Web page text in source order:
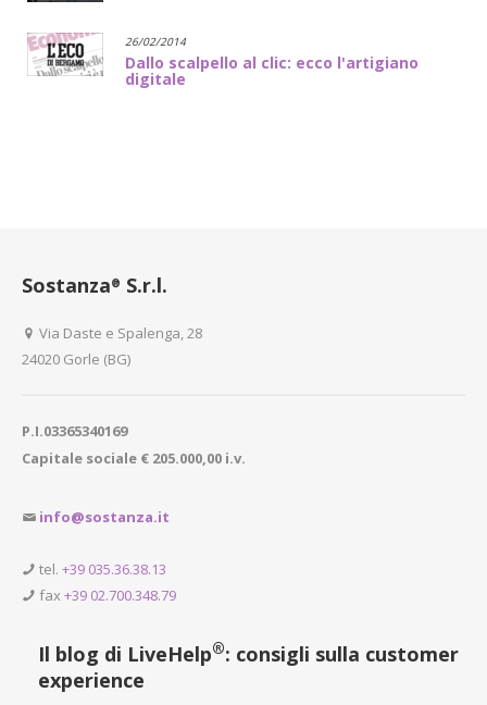
26/02/2014
Dallo scalpello al clic: ecco l'artigiano
digitale
Sostanza® S.r.l.
Via Daste e Spalenga, 28
24020 Gorle (BG)
P.I.03365340169
Capitale sociale € 205.000,00 i.v.
info@sostanza.it
tel. +39 035.36.38.13
fax+39 02.700.348.79
Il blog di LiveHelp®: consigli sulla customer
experience